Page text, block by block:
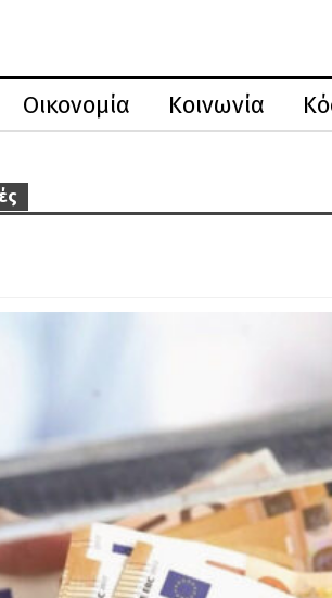
Οικονομία Κοινωνία